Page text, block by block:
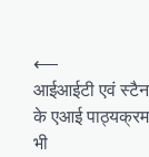
Post
navigation
⟵
आईआईटी एवं
के एआई
भी